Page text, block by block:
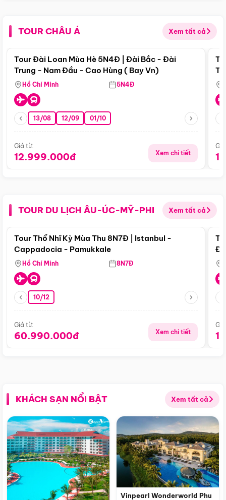
TOUR CHÂU Á Xem tất cả
Điểm nổi bật
Tour Đài Loan Mùa Hè 5N4Đ | Đài Bắc - Đài
Trung - Nam Đầu - Cao Hùng ( Bay Vn)
Hồ Chí Minh 5N4Đ
13/08 12/09 01/10
Giá từ:
12.999.000đ Xem chi tiết
TOUR DU LỊCH ÂU-ÚC-MỸ-PHI Xem tất cả
Điểm nổi bật
Tour Thổ Nhĩ Kỳ Mùa Thu 8N7Đ | Istanbul -
Cappadocia - Pamukkale
Hồ Chí Minh 8N7Đ
10/12
Giá từ:
60.990.000đ Xem chi tiết
KHÁCH SẠN NỔI BẬT Xem tất cả
Vinpearl Wonderworld Phu